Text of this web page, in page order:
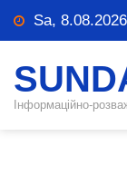
Sa,
Інформаційно-